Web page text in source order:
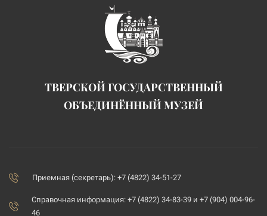
ТВЕРСКОЙ ГОСУДАРСТВЕННЫЙ
ОБЪЕДИНЁННЫЙ МУЗЕЙ
Приемная (секретарь): +7 (4822) 34-51-27
Справочная информация: +7 (4822) 34-83-39 и +7 (904) 004-96-
46